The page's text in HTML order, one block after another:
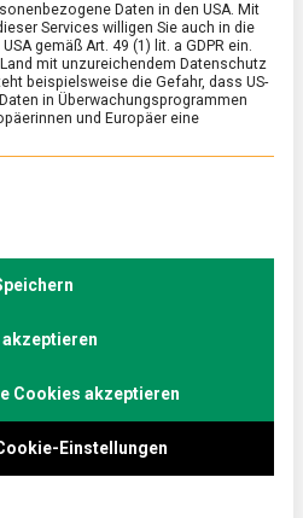
/FEATURED
auf der Meeresfarm
Zuckertang:
für Sushi-Reis, Kombu
vor allem
Daten in den USA. Mit
Services willigen Sie auch in die
gemäß Art. 49 (1) lit. a GDPR ein.
mit unzureichendem Datenschutz
beispielsweise die Gefahr, dass US-
in Überwachungsprogrammen
und Europäer eine
Gruppen, für die eine
akzeptieren
Cookies akzeptieren
Einstellungen